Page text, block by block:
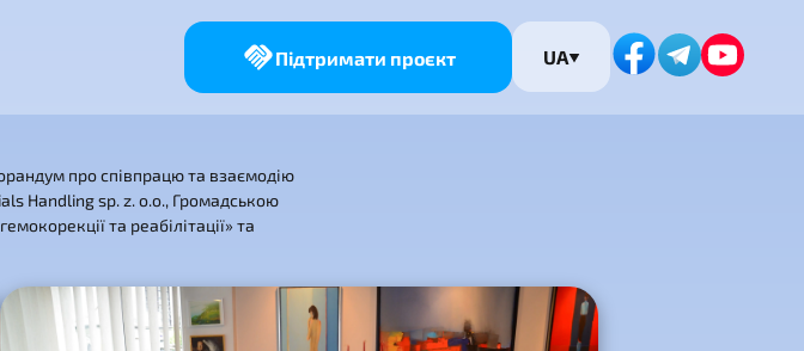
Підтримати проєкт UA
про співпрацю та взаємодію
Handling sp. z. o.o., Громадською
та реабілітації» та